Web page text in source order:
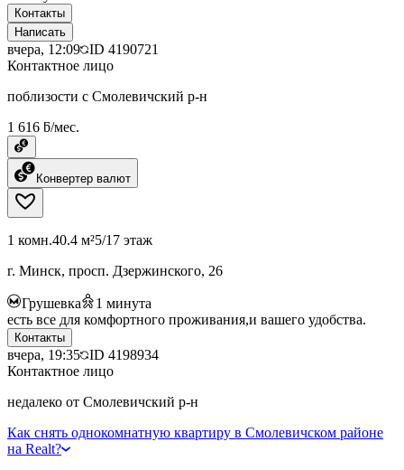
Контакты
Написать
вчера, 12:09 ID 4190721
Контактное лицо
поблизости с Смолевичский р-н
1 616 ƃ/мес.
Конвертер валют
1 комн.40.4 м²5/17 этаж
г. Минск, просп. Дзержинского, 26
Грушевка 1 минута
есть все для комфортного проживания,и вашего удобства.
Контакты
вчера, 19:35 ID 4198934
Контактное лицо
недалеко от Смолевичский р-н
Как снять однокомнатную квартиру в Смолевичском районе
на Realt?